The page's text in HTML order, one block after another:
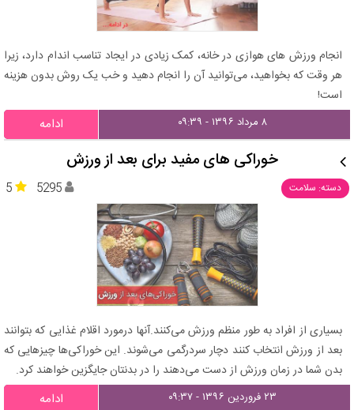
انجام ورزش های هوازی در خانه، کمک زیادی در ایجاد تناسب اندام دارد، زیرا
هر وقت که بخواهید، می‌توانید آن را انجام دهید و خب یک روش بدون هزینه
است!
۸ مرداد ۱۳۹۶ - ۰۹:۳۹ ادامه
خوراکی های مفید برای بعد از ورزش
دسته: سلامت 5 5295
بسیاری از افراد به طور منظم ورزش می‌کنند.آنها درمورد اقلام غذایی که بتوانند
بعد از ورزش انتخاب کنند دچار سردرگمی می‌شوند. این خوراکی‌ها چیزهایی که
بدن شما در زمان ورزش از دست می‌دهند را در بدنتان جایگزین خواهند کرد.
۲۳ فروردین ۱۳۹۶ - ۰۹:۳۷ ادامه